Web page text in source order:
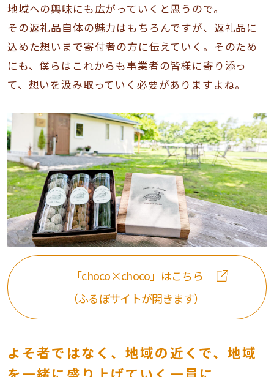
地域への興味にも広がっていくと思うので。
その返礼品自体の魅力はもちろんですが、返礼品に
込めた想いまで寄付者の方に伝えていく。そのため
にも、僕らはこれからも事業者の皆様に寄り添っ
て、想いを汲み取っていく必要がありますよね。
「choco×choco」はこちら
（ふるぽサイトが開きます）
よそ者ではなく、地域の近くで、地域